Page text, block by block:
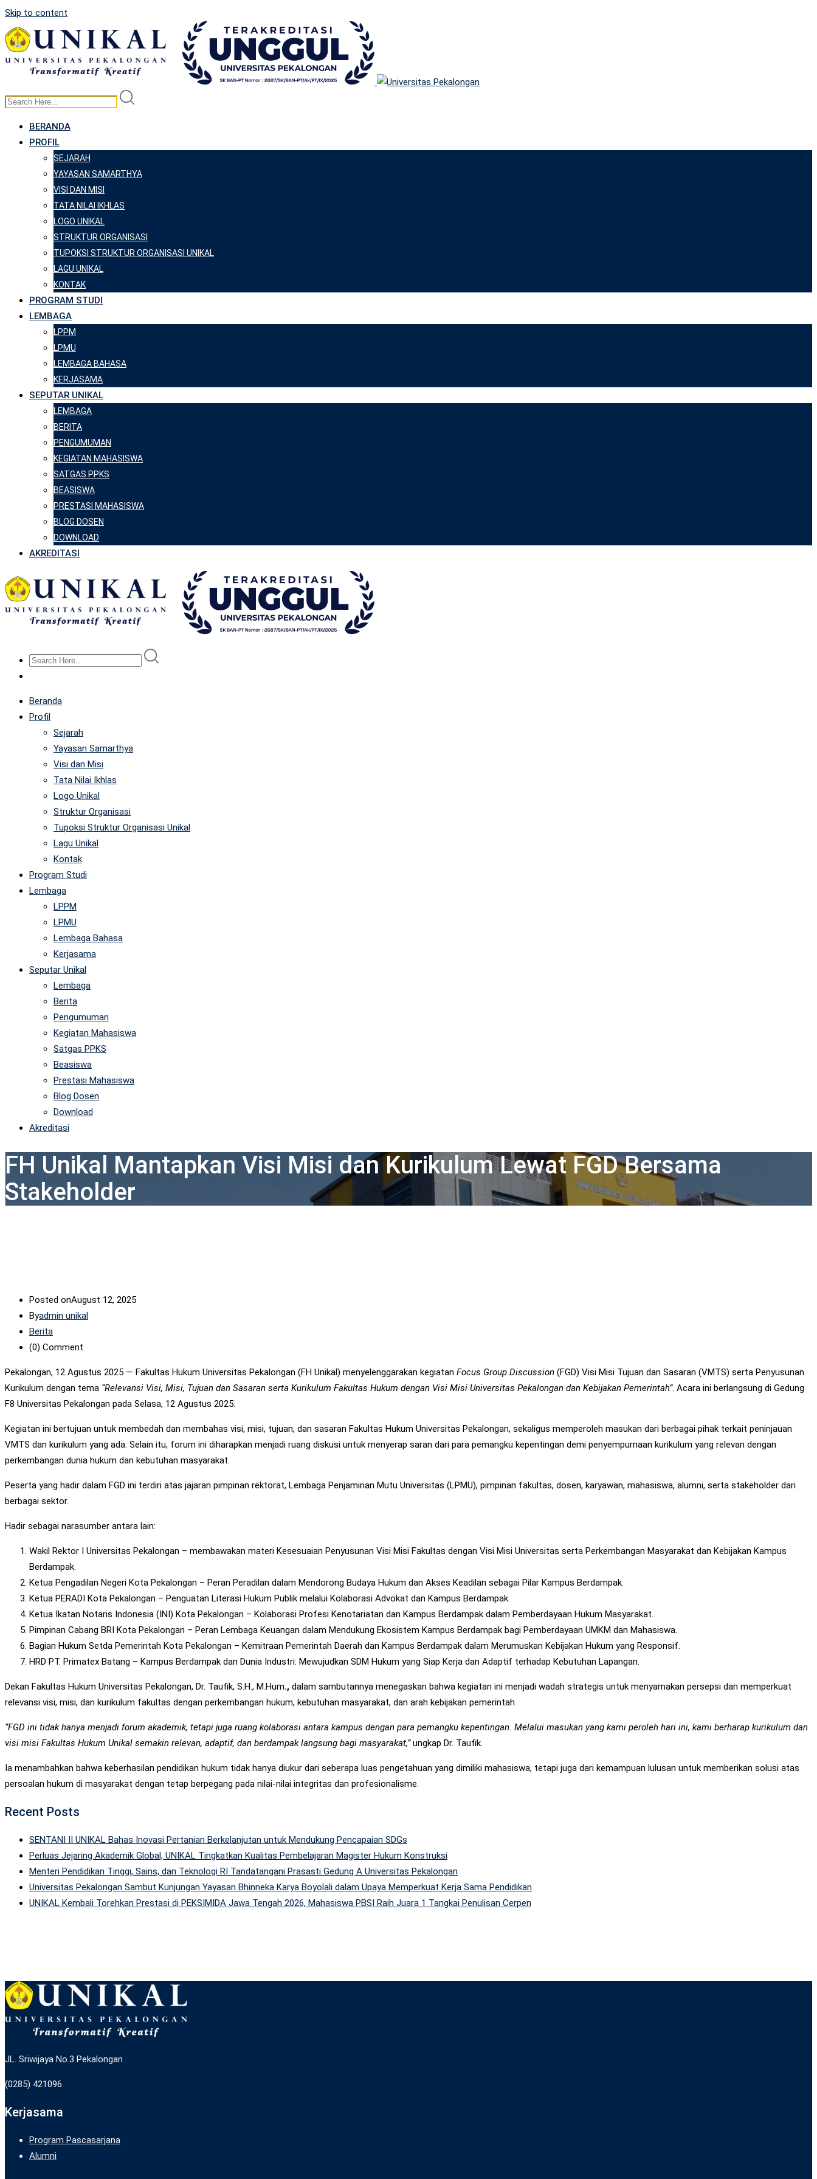
Skip to content
BERANDA
PROFIL
SEJARAH
YAYASAN SAMARTHYA
VISI DAN MISI
TATA NILAI IKHLAS
LOGO UNIKAL
STRUKTUR ORGANISASI
TUPOKSI STRUKTUR ORGANISASI UNIKAL
LAGU UNIKAL
KONTAK
PROGRAM STUDI
LEMBAGA
LPPM
LPMU
LEMBAGA BAHASA
KERJASAMA
SEPUTAR UNIKAL
LEMBAGA
BERITA
PENGUMUMAN
KEGIATAN MAHASISWA
SATGAS PPKS
BEASISWA
PRESTASI MAHASISWA
BLOG DOSEN
DOWNLOAD
AKREDITASI
Beranda
Profil
Sejarah
Yayasan Samarthya
Visi dan Misi
Tata Nilai Ikhlas
Logo Unikal
Struktur Organisasi
Tupoksi Struktur Organisasi Unikal
Lagu Unikal
Kontak
Program Studi
Lembaga
LPPM
LPMU
Lembaga Bahasa
Kerjasama
Seputar Unikal
Lembaga
Berita
Pengumuman
Kegiatan Mahasiswa
Satgas PPKS
Beasiswa
Prestasi Mahasiswa
Blog Dosen
Download
Akreditasi
FH Unikal Mantapkan Visi Misi dan Kurikulum Lewat FGD Bersama
Stakeholder
Posted onAugust 12, 2025
Byadmin unikal
Berita
(0) Comment
Pekalongan, 12 Agustus 2025 — Fakultas Hukum Universitas Pekalongan (FH Unikal) menyelenggarakan kegiatan Focus Group Discussion (FGD) Visi Misi Tujuan dan Sasaran (VMTS) serta Penyusunan
Kurikulum dengan tema “Relevansi Visi, Misi, Tujuan dan Sasaran serta Kurikulum Fakultas Hukum dengan Visi Misi Universitas Pekalongan dan Kebijakan Pemerintah”. Acara ini berlangsung di Gedung
F8 Universitas Pekalongan pada Selasa, 12 Agustus 2025.
Kegiatan ini bertujuan untuk membedah dan membahas visi, misi, tujuan, dan sasaran Fakultas Hukum Universitas Pekalongan, sekaligus memperoleh masukan dari berbagai pihak terkait peninjauan
VMTS dan kurikulum yang ada. Selain itu, forum ini diharapkan menjadi ruang diskusi untuk menyerap saran dari para pemangku kepentingan demi penyempurnaan kurikulum yang relevan dengan
perkembangan dunia hukum dan kebutuhan masyarakat.
Peserta yang hadir dalam FGD ini terdiri atas jajaran pimpinan rektorat, Lembaga Penjaminan Mutu Universitas (LPMU), pimpinan fakultas, dosen, karyawan, mahasiswa, alumni, serta stakeholder dari
berbagai sektor.
Hadir sebagai narasumber antara lain:
Wakil Rektor I Universitas Pekalongan – membawakan materi Kesesuaian Penyusunan Visi Misi Fakultas dengan Visi Misi Universitas serta Perkembangan Masyarakat dan Kebijakan Kampus
Berdampak.
Ketua Pengadilan Negeri Kota Pekalongan – Peran Peradilan dalam Mendorong Budaya Hukum dan Akses Keadilan sebagai Pilar Kampus Berdampak.
Ketua PERADI Kota Pekalongan – Penguatan Literasi Hukum Publik melalui Kolaborasi Advokat dan Kampus Berdampak.
Ketua Ikatan Notaris Indonesia (INI) Kota Pekalongan – Kolaborasi Profesi Kenotariatan dan Kampus Berdampak dalam Pemberdayaan Hukum Masyarakat.
Pimpinan Cabang BRI Kota Pekalongan – Peran Lembaga Keuangan dalam Mendukung Ekosistem Kampus Berdampak bagi Pemberdayaan UMKM dan Mahasiswa.
Bagian Hukum Setda Pemerintah Kota Pekalongan – Kemitraan Pemerintah Daerah dan Kampus Berdampak dalam Merumuskan Kebijakan Hukum yang Responsif.
HRD PT. Primatex Batang – Kampus Berdampak dan Dunia Industri: Mewujudkan SDM Hukum yang Siap Kerja dan Adaptif terhadap Kebutuhan Lapangan.
Dekan Fakultas Hukum Universitas Pekalongan, Dr. Taufik, S.H., M.Hum., dalam sambutannya menegaskan bahwa kegiatan ini menjadi wadah strategis untuk menyamakan persepsi dan memperkuat
relevansi visi, misi, dan kurikulum fakultas dengan perkembangan hukum, kebutuhan masyarakat, dan arah kebijakan pemerintah.
“FGD ini tidak hanya menjadi forum akademik, tetapi juga ruang kolaborasi antara kampus dengan para pemangku kepentingan. Melalui masukan yang kami peroleh hari ini, kami berharap kurikulum dan
visi misi Fakultas Hukum Unikal semakin relevan, adaptif, dan berdampak langsung bagi masyarakat,”ungkap Dr. Taufik.
Ia menambahkan bahwa keberhasilan pendidikan hukum tidak hanya diukur dari seberapa luas pengetahuan yang dimiliki mahasiswa, tetapi juga dari kemampuan lulusan untuk memberikan solusi atas
persoalan hukum di masyarakat dengan tetap berpegang pada nilai-nilai integritas dan profesionalisme.
Recent Posts
SENTANI II UNIKAL Bahas Inovasi Pertanian Berkelanjutan untuk Mendukung Pencapaian SDGs
Perluas Jejaring Akademik Global, UNIKAL Tingkatkan Kualitas Pembelajaran Magister Hukum Konstruksi
Menteri Pendidikan Tinggi, Sains, dan Teknologi RI Tandatangani Prasasti Gedung A Universitas Pekalongan
Universitas Pekalongan Sambut Kunjungan Yayasan Bhinneka Karya Boyolali dalam Upaya Memperkuat Kerja Sama Pendidikan
UNIKAL Kembali Torehkan Prestasi di PEKSIMIDA Jawa Tengah 2026, Mahasiswa PBSI Raih Juara 1 Tangkai Penulisan Cerpen
JL. Sriwijaya No.3 Pekalongan
(0285) 421096
Kerjasama
Program Pascasarjana
Alumni